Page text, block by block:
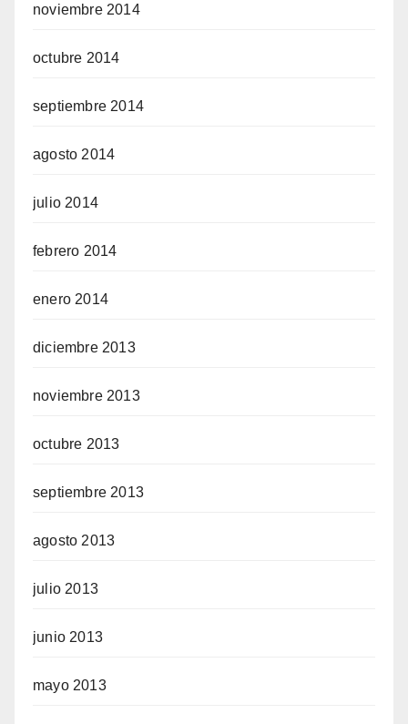
noviembre 2014
octubre 2014
septiembre 2014
agosto 2014
julio 2014
febrero 2014
enero 2014
diciembre 2013
noviembre 2013
octubre 2013
septiembre 2013
agosto 2013
julio 2013
junio 2013
mayo 2013